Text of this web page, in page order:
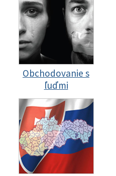
Obchodovanie s
ľuďmi